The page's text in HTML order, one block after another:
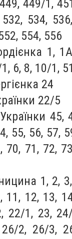
449/1,
534,
554, 556
1,
6, 8, 10/1,
24
22/5
45,
55, 56, 57,
70, 71, 72,
1, 2,
11, 12, 13,
22/1, 23,
2, 26/3,